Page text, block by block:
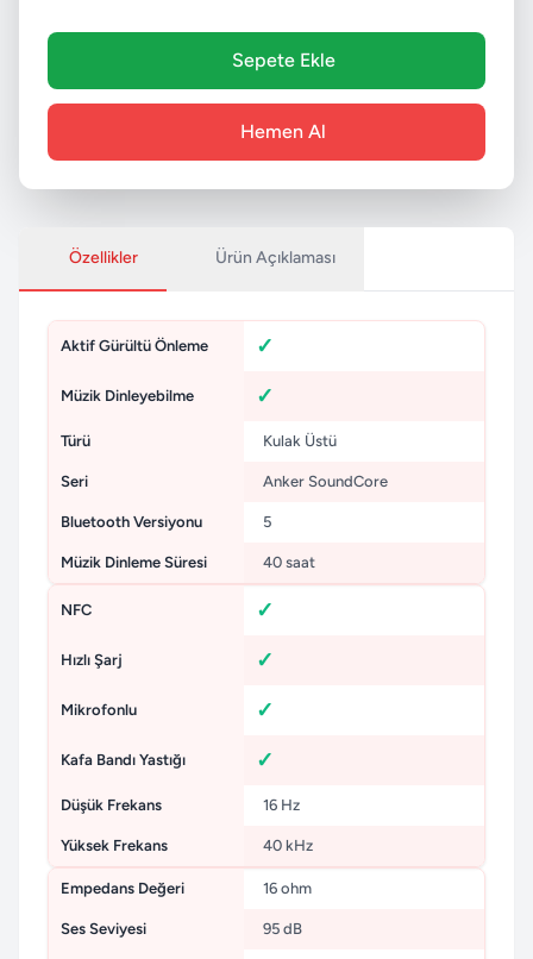
Sepete Ekle
Hemen Al
Özellikler Ürün Açıklaması
Aktif Gürültü Önleme
Müzik Dinleyebilme
Türü Kulak Üstü
Seri Anker SoundCore
Bluetooth Versiyonu 5
Müzik Dinleme Süresi 40 saat
NFC
Hızlı Şarj
Mikrofonlu
Kafa Bandı Yastığı
Düşük Frekans 16 Hz
Yüksek Frekans 40 kHz
Empedans Değeri 16 ohm
Ses Seviyesi 95 dB